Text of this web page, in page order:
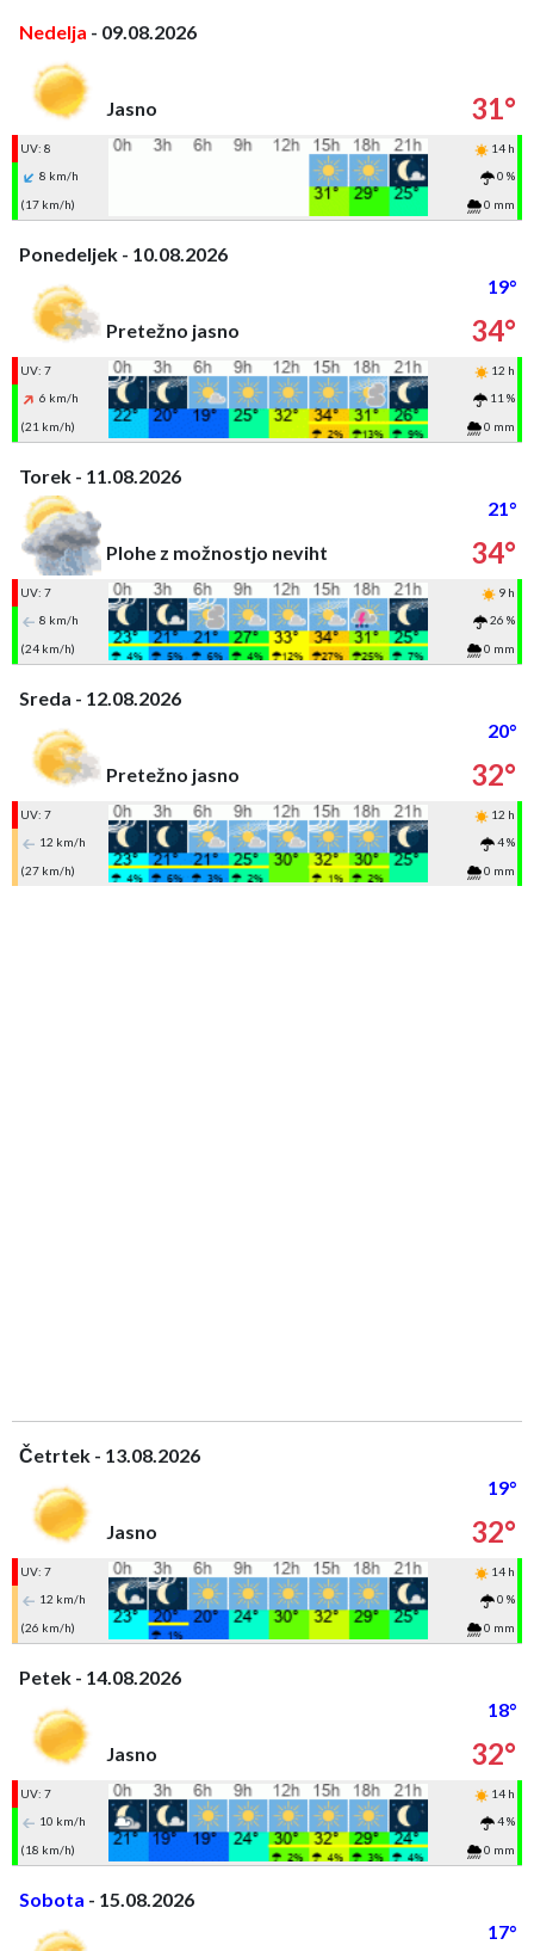
Nedelja - 09.08.2026
Jasno 31°
UV: 8
14 h
8 km/h
0 %
(17 km/h)
0 mm
Ponedeljek - 10.08.2026
19°
Pretežno jasno
34°
UV: 7
12 h
6 km/h
11 %
(21 km/h)
0 mm
Torek - 11.08.2026
21°
Plohe z možnostjo neviht
34°
UV: 7
9 h
8 km/h
26 %
(24 km/h)
0 mm
Sreda - 12.08.2026
20°
Pretežno jasno
32°
UV: 7
12 h
12 km/h
4 %
(27 km/h)
0 mm
Četrtek - 13.08.2026
19°
Jasno
32°
UV: 7
14 h
12 km/h
0 %
(26 km/h)
0 mm
Petek - 14.08.2026
18°
Jasno
32°
UV: 7
14 h
10 km/h
4 %
(18 km/h)
0 mm
Sobota - 15.08.2026
17°